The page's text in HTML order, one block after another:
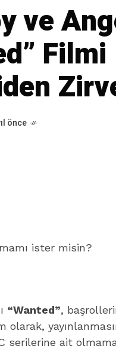
ve
Filmi
önce
ister misin?
“Wanted”,
olarak,
serilerine ait